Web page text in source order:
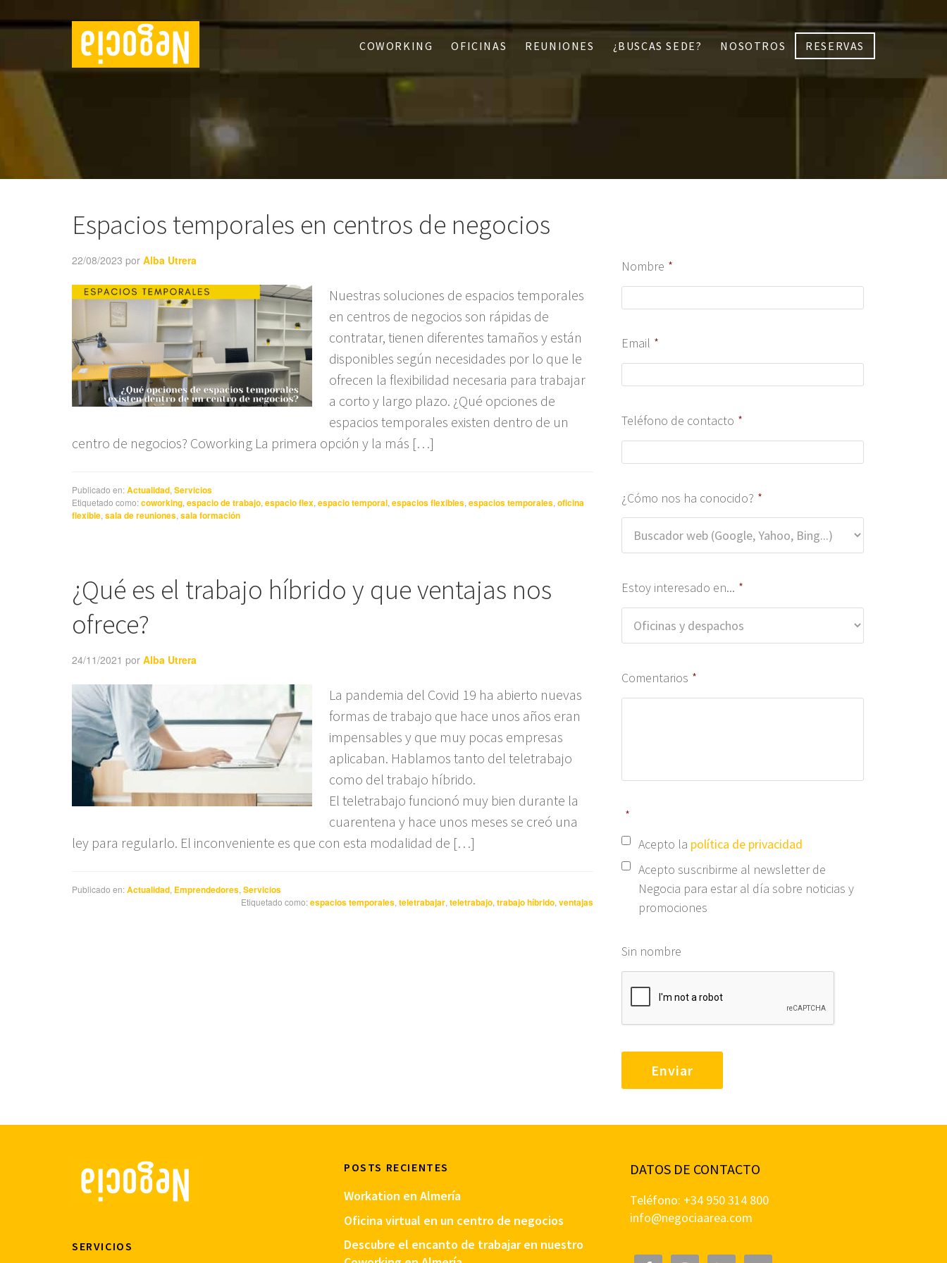
COWORKING OFICINAS REUNIONES ¿BUSCAS SEDE? NOSOTROS RESERVAS
Espacios temporales en centros de negocios
22/08/2023 por Alba Utrera
Nuestras soluciones de espacios temporales
en centros de negocios son rápidas de
contratar, tienen diferentes tamaños y están
disponibles según necesidades por lo que le
ofrecen la flexibilidad necesaria para trabajar
a corto y largo plazo. ¿Qué opciones de
espacios temporales existen dentro de un
centro de negocios? Coworking La primera opción y la más […]
Publicado en:Actualidad Servicios
Etiquetado como:coworking espacio de trabajo espacio flex espacio temporal espacios flexibles espacios temporales oficina
flexible sala de reuniones sala formación
¿Qué es el trabajo híbrido y que ventajas nos
ofrece?
24/11/2021 por Alba Utrera
La pandemia del Covid 19 ha abierto nuevas
formas de trabajo que hace unos años eran
impensables y que muy pocas empresas
aplicaban. Hablamos tanto del teletrabajo
como del trabajo híbrido.
El teletrabajo funcionó muy bien durante la
cuarentena y hace unos meses se creó una
ley para regularlo. El inconveniente es que con esta modalidad de […]
Publicado en:Actualidad Emprendedores Servicios
Etiquetado como:espacios temporales teletrabajar teletrabajo trabajo híbrido ventajas
Nombre *
Email *
Teléfono de contacto *
¿Cómo nos ha conocido? *
Estoy interesado en... *
Comentarios *
*
Acepto la política de privacidad
Acepto suscribirme al newsletter de
Negocia para estar al día sobre noticias y
promociones
Sin nombre
SERVICIOS
POSTS RECIENTES
Workation en Almería
Oficina virtual en un centro de negocios
Descubre el encanto de trabajar en nuestro
DATOS DE CONTACTO
Teléfono: +34 950 314 800
info@negociaarea.com